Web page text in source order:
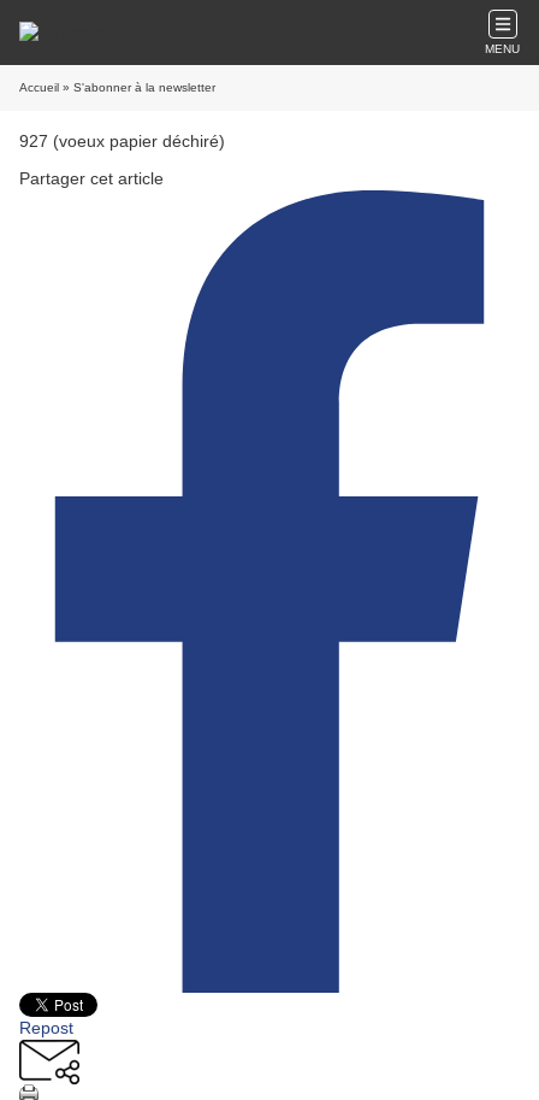
MENU
Accueil » S'abonner à la newsletter
927 (voeux papier déchiré)
Partager cet article
Repost